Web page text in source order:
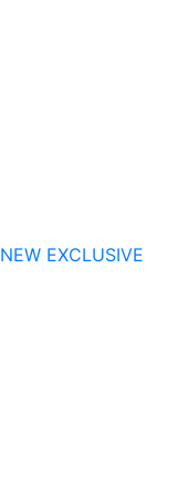
NEW EXCLUSIVE